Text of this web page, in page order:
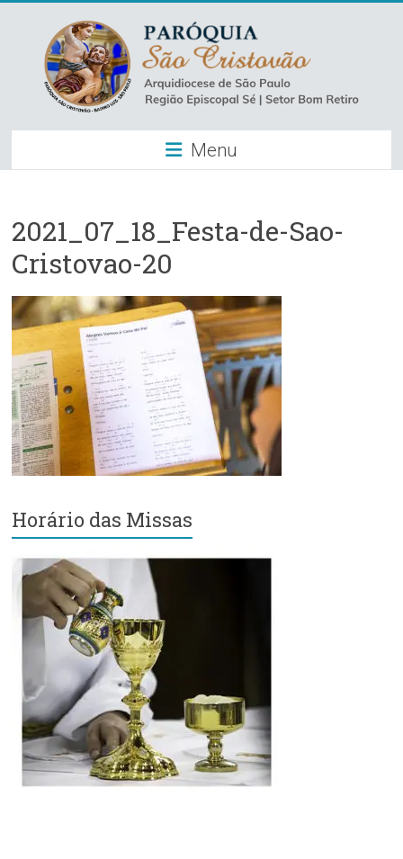
content
Paróquia
São
–
Luz
Arquidiocese
de
Paulo
–
Região
Episcopal
Sé
–
Bom
Retiro
Menu
2021_07_18_Festa-de-Sao-
Cristovao-20
Horário das Missas